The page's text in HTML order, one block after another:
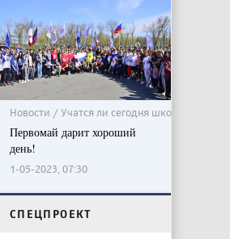
Новости / Учатся ли сегодня школьники?
Первомай дарит хороший
день!
1-05-2023, 07:30
CПЕЦПРОЕКТ